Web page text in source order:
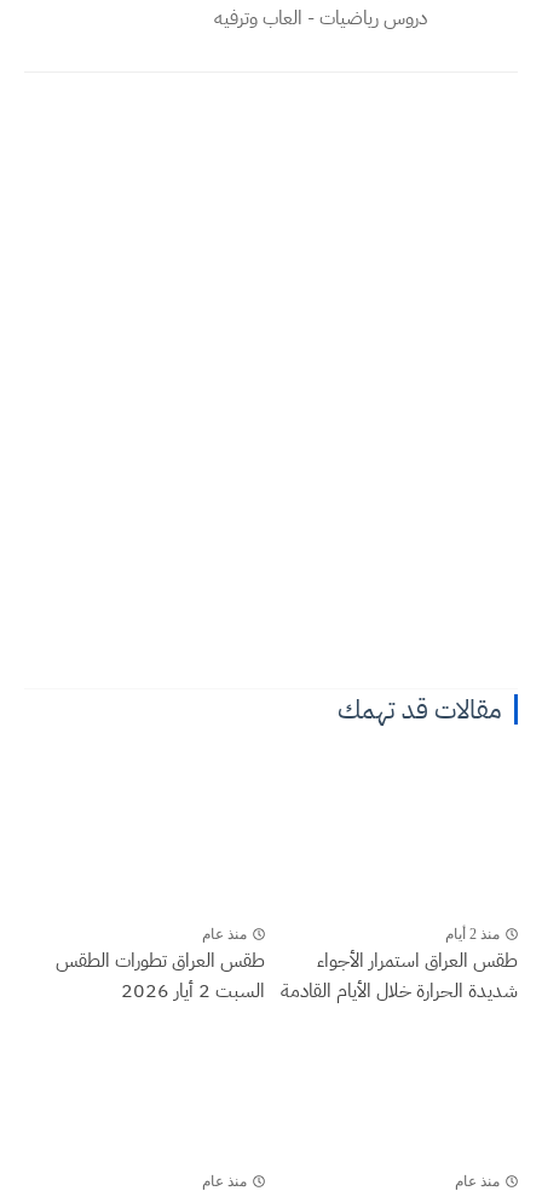
دروس رياضيات - العاب وترفيه
مقالات قد تهمك
منذ 2 أيام
طقس العراق ‏استمرار الأجواء
شديدة الحرارة خلال الأيام القادمة
منذ عام
طقس العراق تطورات الطقس
السبت 2 أيار 2026
منذ عام منذ عام